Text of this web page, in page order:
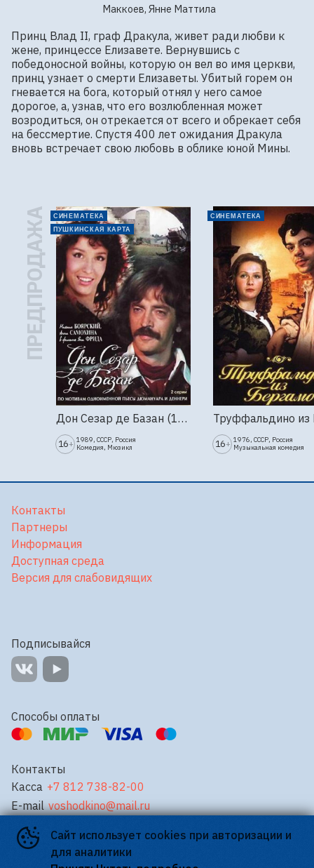
Маккоев, Янне Маттила
Принц Влад II, граф Дракула, живет ради любви к
жене, принцессе Елизавете. Вернувшись с
победоносной войны, которую он вел во имя церкви,
принц узнает о смерти Елизаветы. Убитый горем он
гневается на бога, который отнял у него самое
дорогое, а, узнав, что его возлюбленная может
возродиться, он отрекается от всего и обрекает себя
на бессмертие. Спустя 400 лет ожидания Дракула
вновь встречает свою любовь в облике юной Мины.
ПРЕДПРОДАЖА
СИНЕМАТЕКА
ПУШКИНСКАЯ КАРТА
Дон Сезар де Базан (1989г., Ленфильм, 2 серии)
16+ 1989, СССР, Россия
Комедия, Мюзикл
СИНЕМАТЕКА
16+ 1976, СССР, Россия
Музыкальная комедия
Сайт использует cookies при авторизации и
для аналитики
Контакты
Партнеры
Информация
Доступная среда
Версия для слабовидящих
Подписывайся
Способы оплаты
Контакты
Касса +7 812 738-82-00
E-mail voshodkino@mail.ru
Powered by p24.app